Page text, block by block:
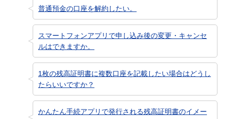
普通預金の口座を解約したい。
スマートフォンアプリで申し込み後の変更・キャンセ
ルはできますか。
1枚の残高証明書に複数口座を記載したい場合はどうし
たらいいですか？
かんたん手続アプリで発行される残高証明書のイメー